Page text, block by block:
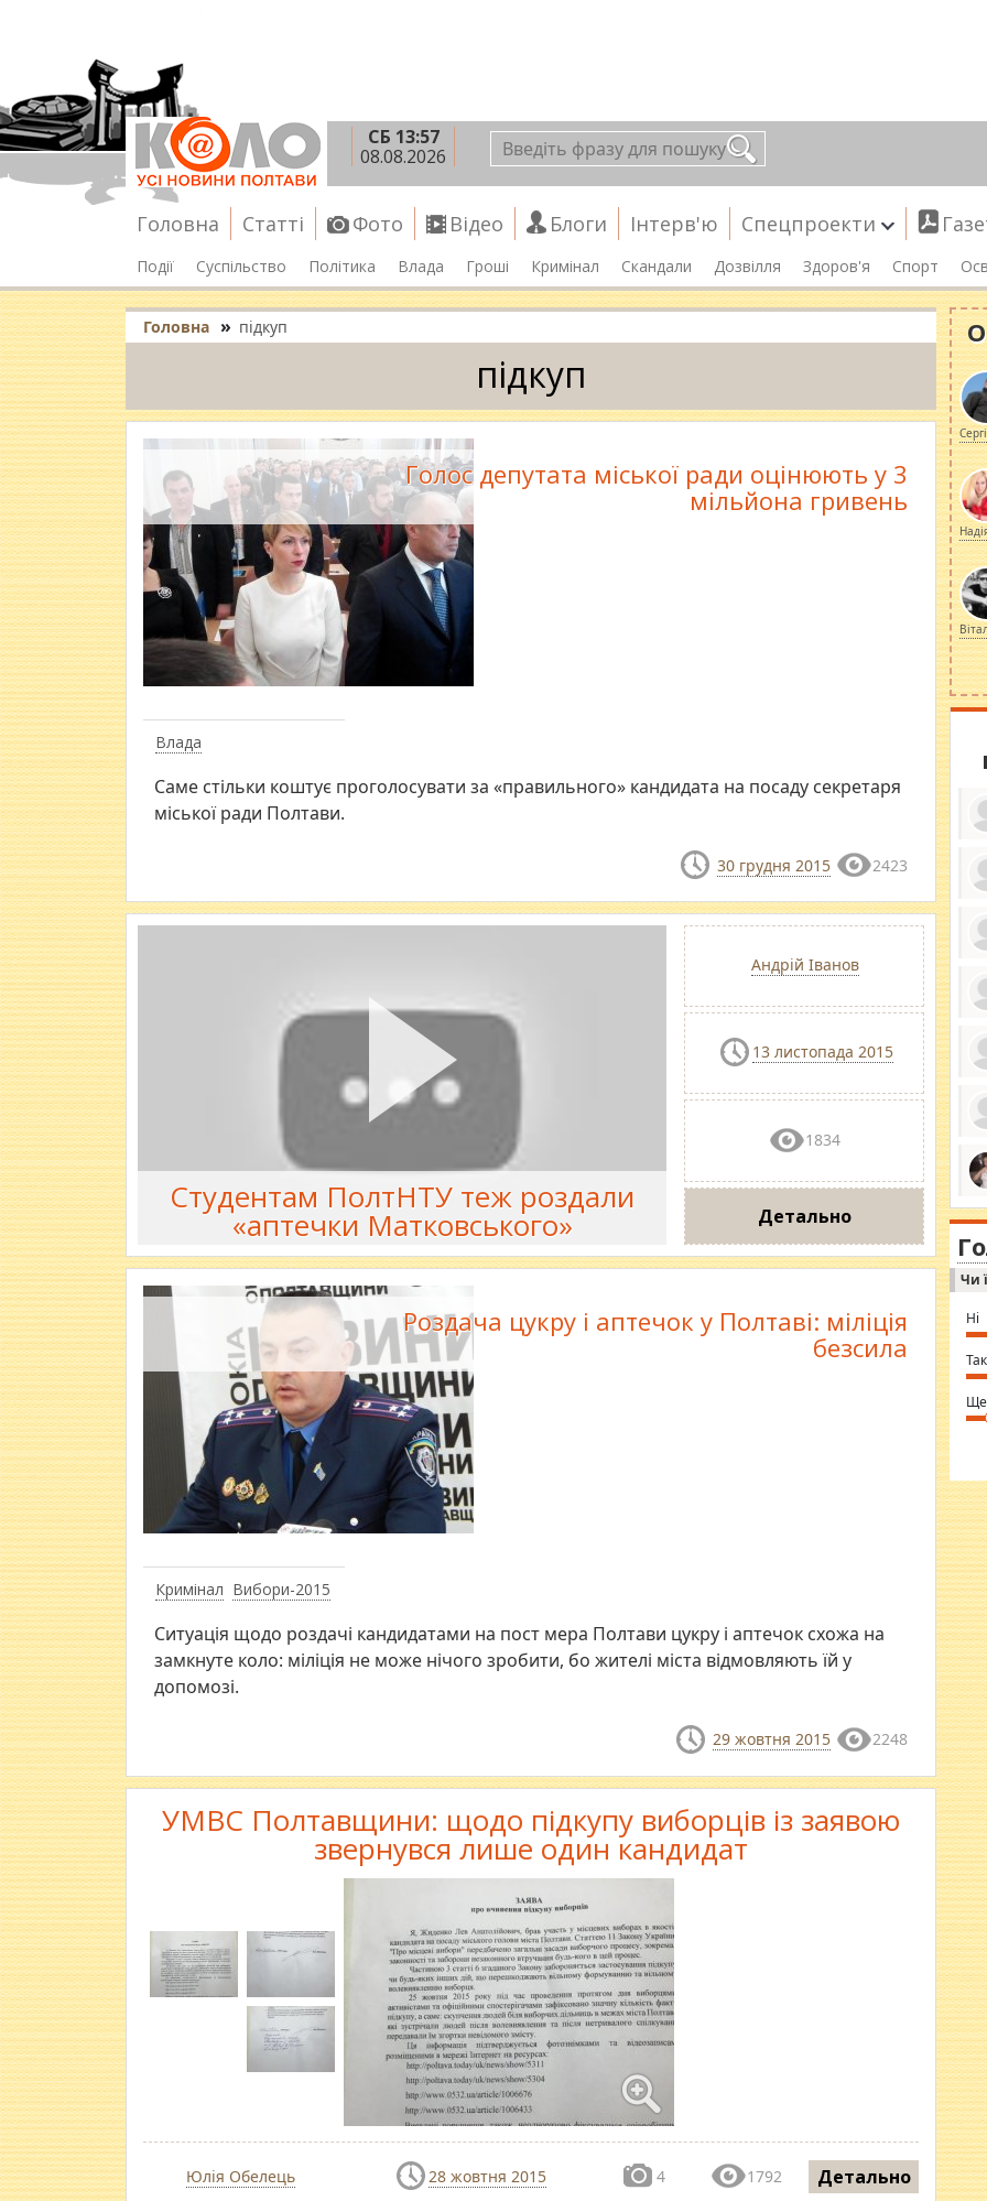
СБ 13:57
08.08.2026
Головна Статті Фото Відео Блоги Інтерв'ю Спецпроекти
Події Суспільство Політика Влада Гроші Кримінал Скандали Дозвілля Здоров'я Спорт
Головна » підкуп
підкуп
Влада
Голос депутата міської ради оцінюють у 3
мільйона гривень
Саме стільки коштує проголосувати за «правильного» кандидата на посаду секретаря
міської ради Полтави.
30 грудня 2015 2423
Студентам ПолтНТУ теж роздали
«аптечки Матковського»
Андрій Іванов
13 листопада 2015
1834
Детально
Кримінал Вибори-2015
Роздача цукру і аптечок у Полтаві: міліція
безсила
Ситуація щодо роздачі кандидатами на пост мера Полтави цукру і аптечок схожа на
замкнуте коло: міліція не може нічого зробити, бо жителі міста відмовляють їй у
допомозі.
29 жовтня 2015 2248
УМВС Полтавщини: щодо підкупу виборців із заявою
звернувся лише один кандидат
Юлія Обелець 28 жовтня 2015 4 1792 Детально
за
ми
in
⇒
Чи
Ні
Так
Ще